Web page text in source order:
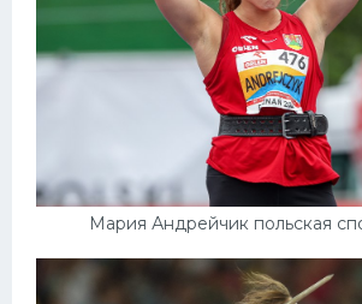
Мария Андрейчик польская